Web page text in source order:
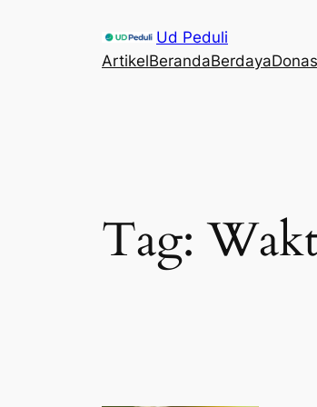
Ud Peduli
ArtikelBerandaBerdaya
Tag: